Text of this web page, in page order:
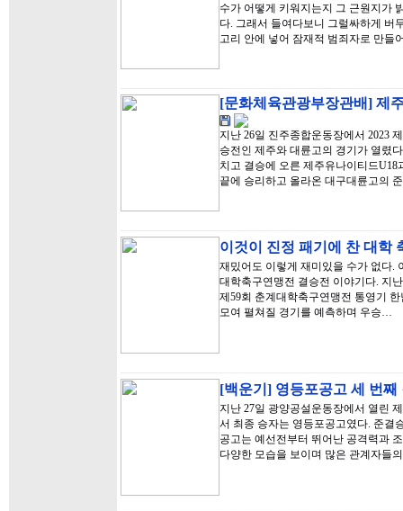
수가 어떻게 키워지는지 그 근원지가
다. 그래서 들여다보니 그럴싸하게 버
고리 안에 넣어 잠재적 범죄자로 만들
[문화체육관광부장관배] 제
지난 26일 진주종합운동장에서 2023
승전인 제주와 대륜고의 경기가 열렸
치고 결승에 오른 제주유나이티드
끝에 승리하고 올라온 대구대륜고의
이것이 진정 패기에 찬 대학
재밌어도 이렇게 재미있을 수가 없다.
대학축구연맹전 결승전 이야기다. 지
제59회 춘계대학축구연맹전 통영기
모여 펼쳐질 경기를 예측하며 우승…
[백운기] 영등포공고 세 번
지난 27일 광양공설운동장에서 열린
서 최종 승자는 영등포공고였다. 준결
공고는 예선전부터 뛰어난 공격력과
다양한 모습을 보이며 많은 관계자들